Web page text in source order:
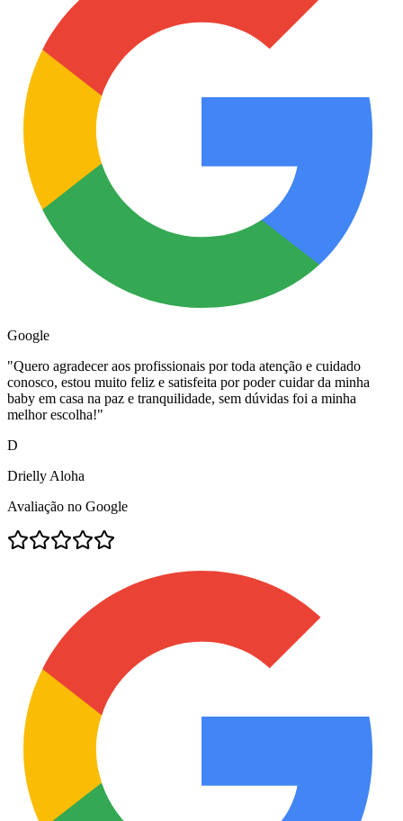
Google
"Quero agradecer aos profissionais por toda atenção e cuidado
conosco, estou muito feliz e satisfeita por poder cuidar da minha
baby em casa na paz e tranquilidade, sem dúvidas foi a minha
melhor escolha!"
D
Drielly Aloha
Avaliação no Google